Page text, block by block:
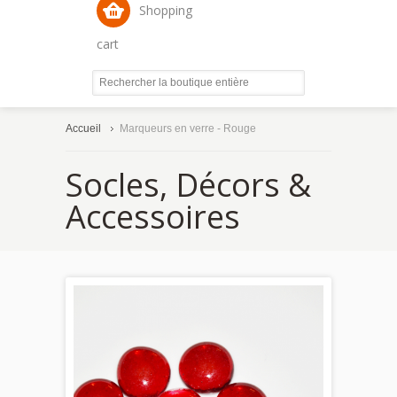
Shopping
cart
Accueil Marqueurs en verre - Rouge
Socles, Décors &
Accessoires